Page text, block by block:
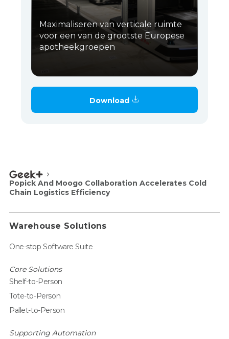
Maximaliseren van verticale ruimte
voor een van de grootste Europese
apotheekgroepen
Download
Popick And Moogo Collaboration Accelerates Cold
Chain Logistics Efficiency
Warehouse Solutions
One-stop Software Suite
Core Solutions
Shelf-to-Person
Tote-to-Person
Pallet-to-Person
Supporting Automation